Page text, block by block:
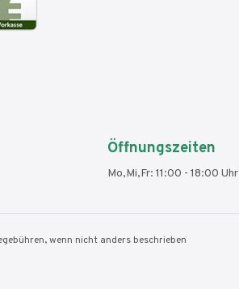
Öffnungszeiten
Mo,Mi,Fr: 11:00 - 18:00 Uhr
wenn nicht anders beschrieben